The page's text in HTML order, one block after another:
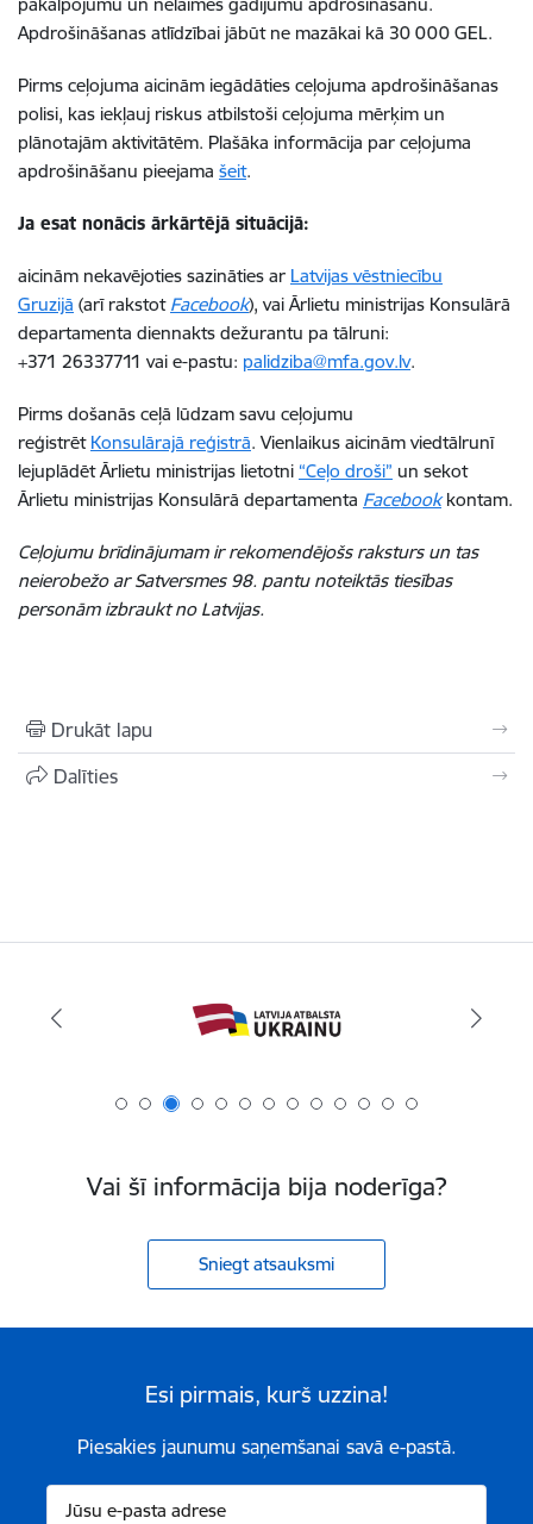
Apdrošināšanas atlīdzībai jābūt ne mazākai kā 30 000 GEL.
Pirms ceļojuma aicinām iegādāties ceļojuma apdrošināšanas
polisi, kas iekļauj riskus atbilstoši ceļojuma mērķim un
plānotajām aktivitātēm. Plašāka informācija par ceļojuma
apdrošināšanu pieejama šeit.
Ja esat nonācis ārkārtējā situācijā:
aicinām nekavējoties sazināties ar Latvijas vēstniecību
Gruzijā (arī rakstot Facebook), vai Ārlietu ministrijas Konsulārā
departamenta diennakts dežurantu pa tālruni:
+371 26337711 vai e-pastu: palidziba@mfa.gov.lv.
Pirms došanās ceļā lūdzam savu ceļojumu
reģistrēt Konsulārajā reģistrā. Vienlaikus aicinām viedtālrunī
lejuplādēt Ārlietu ministrijas lietotni “Ceļo droši” un sekot
Ārlietu ministrijas Konsulārā departamenta Facebookkontam.
Ceļojumu brīdinājumam ir rekomendējošs raksturs un tas
neierobežo ar Satversmes 98. pantu noteiktās tiesības
personām izbraukt no Latvijas.
Drukāt lapu
Dalīties
Vai šī informācija bija noderīga?
Sniegt atsauksmi
Esi pirmais, kurš uzzina!
Piesakies jaunumu saņemšanai savā e-pastā.